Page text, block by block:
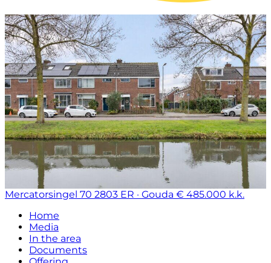
Mercatorsingel 70 2803 ER · Gouda € 485.000 k.k.
Home
Media
In the area
Documents